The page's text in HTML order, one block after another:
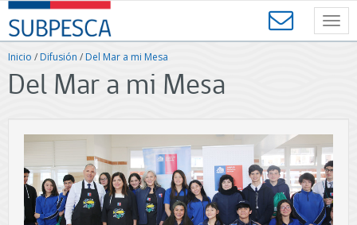
Contenido
principal
SUBPESCA
-
Subsecretaría
Pesca
y
Gobierno
de
Chile
Inicio /Difusión /Del Mar a mi Mesa
Del Mar a mi Mesa